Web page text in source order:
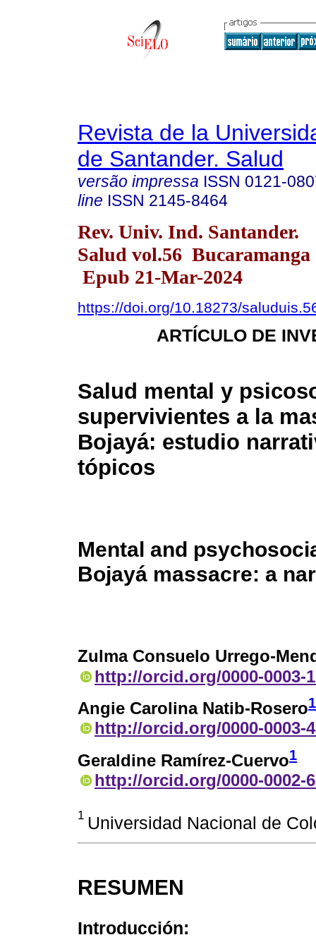
Revista de la
de Santander. Salud
versão impressa ISSN 0121-
line ISSN 2145-8464
Rev. Univ. Ind. Santander.
Salud vol.56 Bucaramanga
Epub 21-Mar-2024
https://doi.org/10.18273/
ARTÍCULO DE
Salud mental y
supervivientes a la
Bojayá: estudio
tópicos
Mental and
Bojayá massacre: a
Zulma Consuelo Urrego-
http://orcid.org/0000-0003-
Angie Carolina Natib-Rosero1
http://orcid.org/0000-0003-
Geraldine Ramírez-Cuervo1
http://orcid.org/0000-0002-
1 Universidad Nacional de
RESUMEN
Introducción: